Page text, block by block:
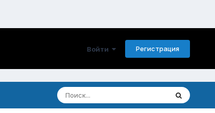
Войти Регистрация